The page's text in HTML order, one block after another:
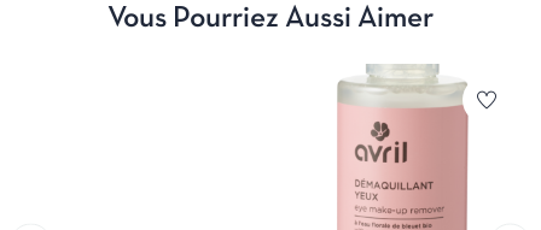
Vous Pourriez Aussi Aimer